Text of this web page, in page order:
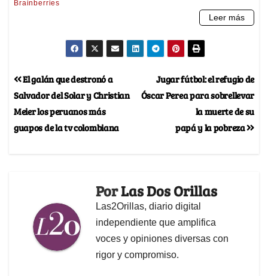
Jugar fútbol: el refugio de
Óscar Perea para sobrellevar
la muerte de su
papá y la pobreza
El galán que destronó a
Salvador del Solar y Christian
Meier los peruanos más
guapos de la tv colombiana
PorLas Dos Orillas
Las2Orillas, diario digital
independiente que amplifica
voces y opiniones diversas con
rigor y compromiso.